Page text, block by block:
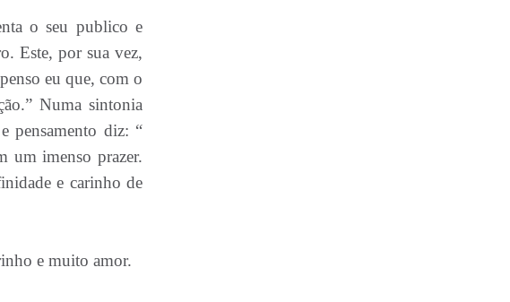
o seu publico e
Este, por sua vez,
eu que, com o
Numa sintonia
pensamento diz: “
um imenso prazer.
e carinho de
e muito amor.